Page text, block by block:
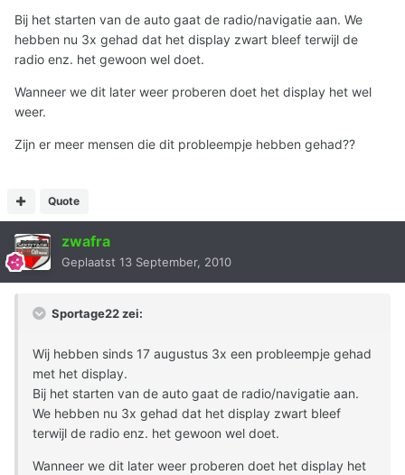
Bij het starten van de auto gaat de radio/navigatie aan. We
hebben nu 3x gehad dat het display zwart bleef terwijl de
radio enz. het gewoon wel doet.
Wanneer we dit later weer proberen doet het display het wel
weer.
Zijn er meer mensen die dit probleempje hebben gehad??
Quote
zwafra
Geplaatst 13 September, 2010
Sportage22 zei:
Wij hebben sinds 17 augustus 3x een probleempje gehad
met het display.
Bij het starten van de auto gaat de radio/navigatie aan.
We hebben nu 3x gehad dat het display zwart bleef
terwijl de radio enz. het gewoon wel doet.
Wanneer we dit later weer proberen doet het display het